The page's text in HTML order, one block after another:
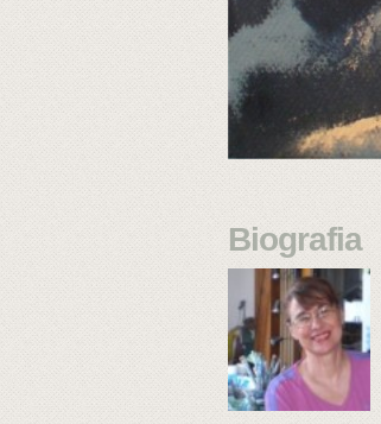
Biografia